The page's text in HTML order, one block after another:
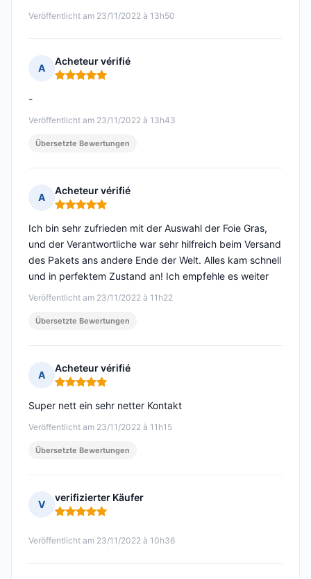
Veröffentlicht am 23/11/2022 à 13h50
A
Acheteur vérifié
Hinweis: 5 von 5
Veröffentlicht am 23/11/2022 à 13h43
-
Übersetzte Bewertungen
A
Acheteur vérifié
Hinweis: 5 von 5
Veröffentlicht am 23/11/2022 à 11h22
Ich bin sehr zufrieden mit der Auswahl der Foie Gras,
und der Verantwortliche war sehr hilfreich beim Versand
des Pakets ans andere Ende der Welt. Alles kam schnell
und in perfektem Zustand an! Ich empfehle es weiter
Übersetzte Bewertungen
A
Acheteur vérifié
Hinweis: 5 von 5
Veröffentlicht am 23/11/2022 à 11h15
Super nett ein sehr netter Kontakt
Übersetzte Bewertungen
V
verifizierter Käufer
Hinweis: 5 von 5
Veröffentlicht am 23/11/2022 à 10h36